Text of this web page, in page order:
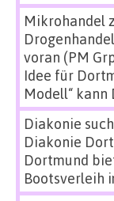
Mikrohandel
voran (PM
Idee für
Modell“
Diakonie
Diakonie
Dortmund
Bootsverleih